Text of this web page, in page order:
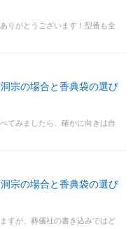
りがとうございます！型番も全
宗の場合と香典袋の選び
てみましたら、確かに向きは自
宗の場合と香典袋の選び
すが、葬儀社の書き込みではど